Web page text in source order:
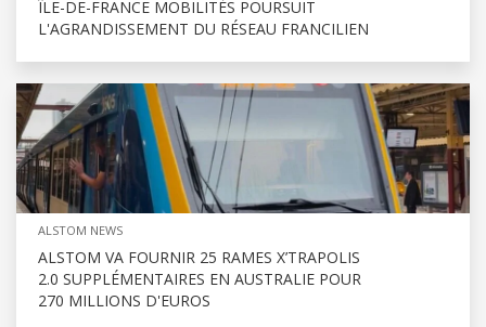
ÎLE-DE-FRANCE MOBILITÉS POURSUIT
L'AGRANDISSEMENT DU RÉSEAU FRANCILIEN
ALSTOM NEWS
ALSTOM VA FOURNIR 25 RAMES X’TRAPOLIS
2.0 SUPPLÉMENTAIRES EN AUSTRALIE POUR
270 MILLIONS D'EUROS